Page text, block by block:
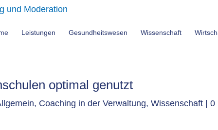
Leistungen Gesundheitswesen Wissenschaft
optimal genutzt
, Coaching in der Verwaltung,Wissenschaft |0